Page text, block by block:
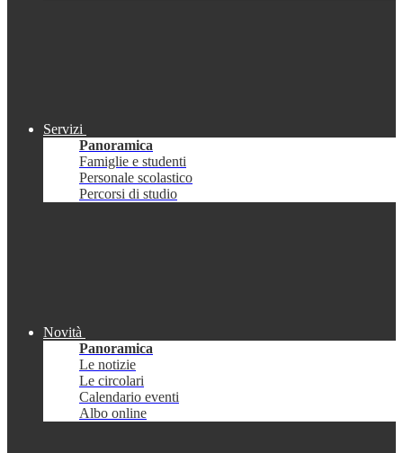
Servizi
Panoramica
Famiglie e studenti
Personale scolastico
Percorsi di studio
Novità
Panoramica
Le notizie
Le circolari
Calendario eventi
Albo online